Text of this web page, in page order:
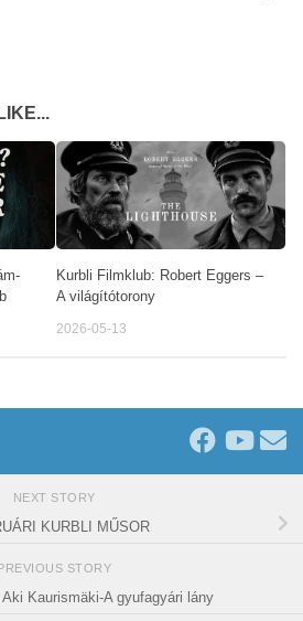
Kurbli Filmklub: Robert Eggers –
A világítótorony
2026-05-13
NEXT STORY
KURBLI MŰSOR
STORY
Kaurismäki-A gyufagyári lány